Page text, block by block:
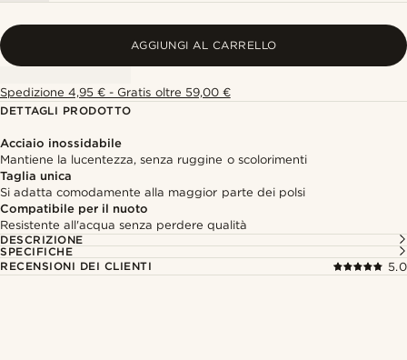
AGGIUNGI AL CARRELLO
Spedizione 4,95 € - Gratis oltre 59,00 €
DETTAGLI PRODOTTO
Acciaio inossidabile
Mantiene la lucentezza, senza ruggine o scolorimenti
Taglia unica
Si adatta comodamente alla maggior parte dei polsi
Compatibile per il nuoto
Resistente all'acqua senza perdere qualità
DESCRIZIONE
SPECIFICHE
RECENSIONI DEI CLIENTI
5.0